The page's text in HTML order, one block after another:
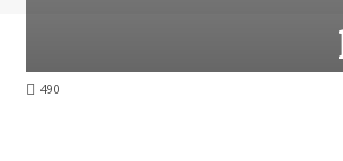
490